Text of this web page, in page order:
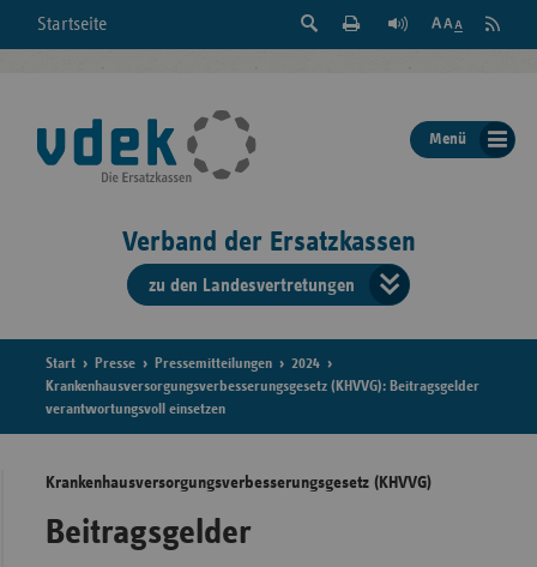
Startseite
Suche
der
Seite
Feed
Menü
Verband der Ersatzkassen
zu den Landesvertretungen
der
Start Presse Pressemitteilungen
2024
Krankenhausversorgungsverbesserungsgesetz (KHVVG): Beitragsgelder
verantwortungsvoll einsetzen
Krankenhausversorgungsverbesserungsgesetz (KHVVG)
Beitragsgelder